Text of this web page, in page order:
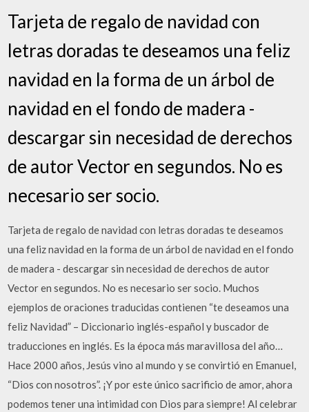
Tarjeta de regalo de navidad con
letras doradas te deseamos una feliz
navidad en la forma de un árbol de
navidad en el fondo de madera -
descargar sin necesidad de derechos
de autor Vector en segundos. No es
necesario ser socio.
Tarjeta de regalo de navidad con letras doradas te deseamos
una feliz navidad en la forma de un árbol de navidad en el fondo
de madera - descargar sin necesidad de derechos de autor
Vector en segundos. No es necesario ser socio. Muchos
ejemplos de oraciones traducidas contienen “te deseamos una
feliz Navidad” – Diccionario inglés-español y buscador de
traducciones en inglés. Es la época más maravillosa del año…
Hace 2000 años, Jesús vino al mundo y se convirtió en Emanuel,
“Dios con nosotros”. ¡Y por este único sacrificio de amor, ahora
podemos tener una intimidad con Dios para siempre! Al celebrar